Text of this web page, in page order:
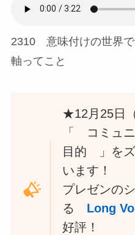
2310 意味付けの世界で
軸ってこと
★12月25日
「 コミュ
目的 」をズ
います！
プレゼンの
る Long
好評！